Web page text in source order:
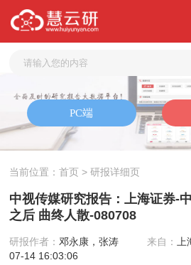
当前位置：首页 > 研报详细页
中视传媒研究报告：上海证券-
之后 曲终人散-080708
研报作者：邓永康，张涛 来自：
07-14 16:03:06